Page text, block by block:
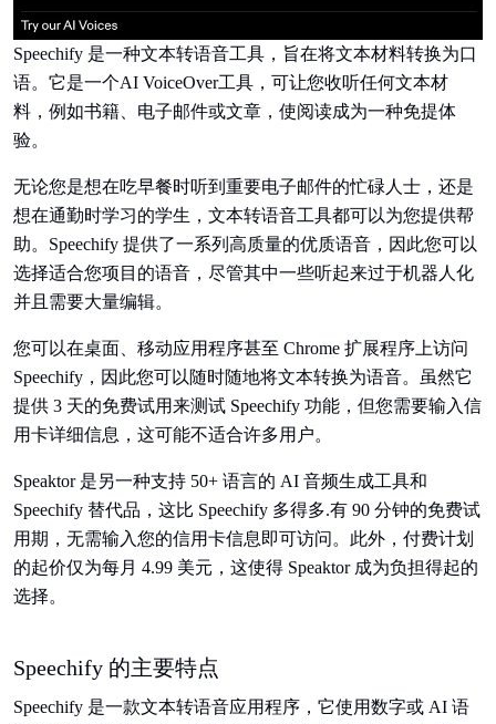
Speechify 是一种文本转语音工具，旨在将文本材料转换为口
语。它是一个AI VoiceOver工具，可让您收听任何文本材
料，例如书籍、电子邮件或文章，使阅读成为一种免提体
验。
无论您是想在吃早餐时听到重要电子邮件的忙碌人士，还是
想在通勤时学习的学生，文本转语音工具都可以为您提供帮
助。Speechify 提供了一系列高质量的优质语音，因此您可以
选择适合您项目的语音，尽管其中一些听起来过于机器人化
并且需要大量编辑。
您可以在桌面、移动应用程序甚至 Chrome 扩展程序上访问
Speechify，因此您可以随时随地将文本转换为语音。虽然它
提供 3 天的免费试用来测试 Speechify 功能，但您需要输入信
用卡详细信息，这可能不适合许多用户。
Speaktor 是另一种支持 50+ 语言的 AI 音频生成工具和
Speechify 替代品，这比 Speechify 多得多.有 90 分钟的免费试
用期，无需输入您的信用卡信息即可访问。此外，付费计划
的起价仅为每月 4.99 美元，这使得 Speaktor 成为负担得起的
选择。
Speechify 的主要特点
Speechify 是一款文本转语音应用程序，它使用数字或 AI 语